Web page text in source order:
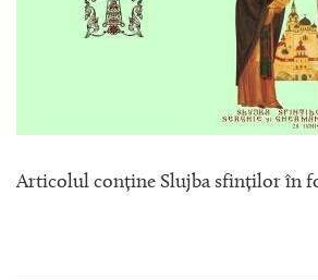
Articolul conține Slujba sfinților în